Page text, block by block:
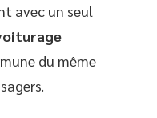
avec un seul
du même